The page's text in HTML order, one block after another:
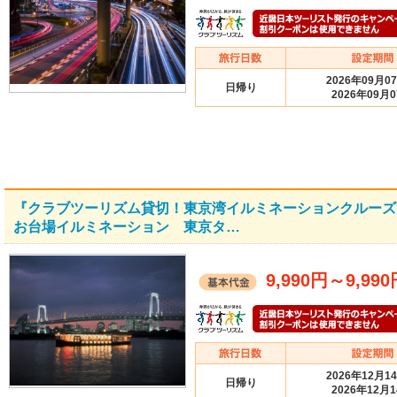
日帰り
2026年09月
2026年09月
『クラブツーリズム貸切！東京湾イルミネーションクルー
お台場イルミネーション 東京タ…
9,990円 ～9,990
日帰り
2026年12月
2026年12月